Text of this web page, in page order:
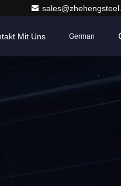
Mit Uns German